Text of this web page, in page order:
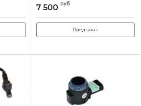
7 500 руб
Предзаказ